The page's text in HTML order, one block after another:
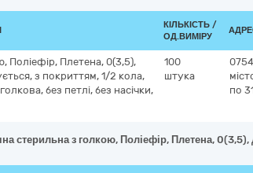
КІЛЬКІСТЬ /
ОД.ВИМІРУ
Поліефір, Плетена, 0(3,5),
з покриттям, 1/2 кола,
без петлі, без насічки,
100
штука
по
стерильна з голкою, Поліефір, Плетена,